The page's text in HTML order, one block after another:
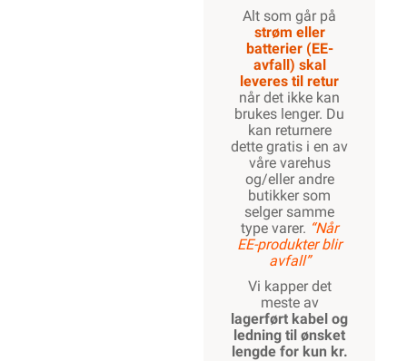
Alt som går på
strøm eller
batterier (EE-
avfall) skal
leveres til retur
når det ikke kan
brukes lenger. Du
kan returnere
dette gratis i en av
våre varehus
og/eller andre
butikker som
selger samme
type varer. “Når
EE-produkter blir
avfall”
Vi kapper det
meste av
lagerført kabel og
ledning til ønsket
lengde for kun kr.